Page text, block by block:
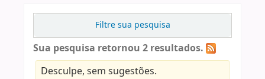
Filtre sua pesquisa
Sua pesquisa retornou 2 resultados.
Desculpe, sem sugestões.